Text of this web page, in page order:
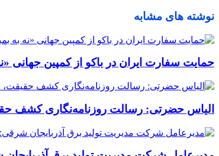
نوشته های مشابه
حمایت سفارت ایران در باکو از کمپین جهانی
الیاس حضرتی: رسالت روزنامه‌نگاری کشف